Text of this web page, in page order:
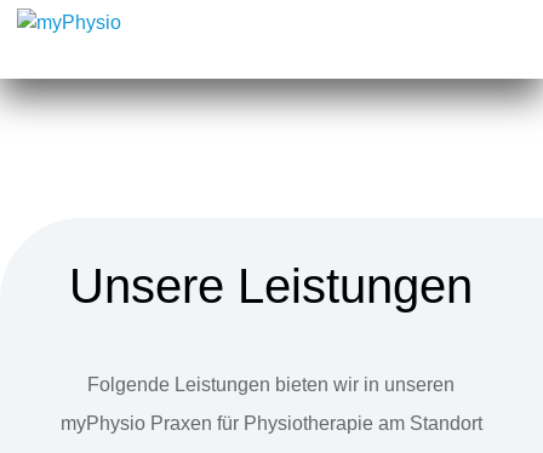
Unsere Leistungen
Folgende Leistungen bieten wir in unseren
myPhysio Praxen für Physiotherapie am Standort